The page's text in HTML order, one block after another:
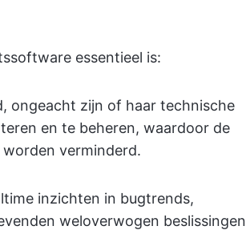
essentieel is:
ongeacht zijn of haar technische
en te beheren, waardoor de
verminderd.
inzichten in bugtrends,
weloverwogen beslissingen